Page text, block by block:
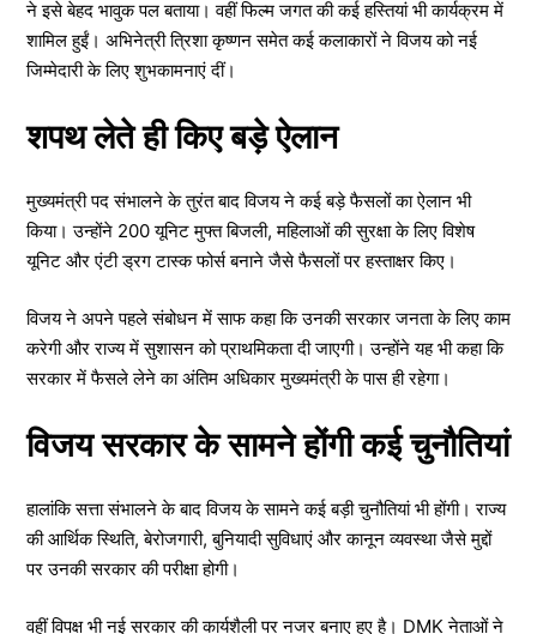
ने इसे बेहद भावुक पल बताया। वहीं फिल्म जगत की कई हस्तियां भी कार्यक्रम में
शामिल हुईं। अभिनेत्री त्रिशा कृष्णन समेत कई कलाकारों ने विजय को नई
जिम्मेदारी के लिए शुभकामनाएं दीं।
शपथ लेते ही किए बड़े ऐलान
मुख्यमंत्री पद संभालने के तुरंत बाद विजय ने कई बड़े फैसलों का ऐलान भी
किया। उन्होंने 200 यूनिट मुफ्त बिजली, महिलाओं की सुरक्षा के लिए विशेष
यूनिट और एंटी ड्रग टास्क फोर्स बनाने जैसे फैसलों पर हस्ताक्षर किए।
विजय ने अपने पहले संबोधन में साफ कहा कि उनकी सरकार जनता के लिए काम
करेगी और राज्य में सुशासन को प्राथमिकता दी जाएगी। उन्होंने यह भी कहा कि
सरकार में फैसले लेने का अंतिम अधिकार मुख्यमंत्री के पास ही रहेगा।
विजय सरकार के सामने होंगी कई चुनौतियां
हालांकि सत्ता संभालने के बाद विजय के सामने कई बड़ी चुनौतियां भी होंगी। राज्य
की आर्थिक स्थिति, बेरोजगारी, बुनियादी सुविधाएं और कानून व्यवस्था जैसे मुद्दों
पर उनकी सरकार की परीक्षा होगी।
वहीं विपक्ष भी नई सरकार की कार्यशैली पर नजर बनाए हुए है। DMK नेताओं ने